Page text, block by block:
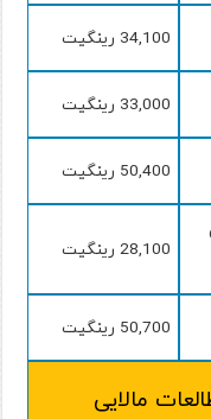
34,100 رینگیت
33,000 رینگیت
50,400 رینگیت
28,100 رینگیت
50,700 رینگیت
مالایی